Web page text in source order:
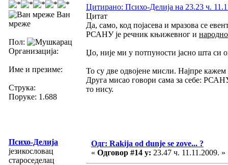
Ван
мреже
Пол:
Организација:
Име и презиме:
Струка:
Поруке: 1.688
Цитирано: Психо-Делија на 23.23 ч.
Цитат
Да, само, код појасева и мразова се
РСАНУ је речник књижевног и
Џо, није ми у потпуности јасно шта си
То су две одвојене мисли. Најпре кажем
Друга мисао говори сама за себе:
то нису.
Психо-Делија
језикословац
староседелац
Одг: Rakija od dunje se zove... ?
« Одговор #14 у: 23.47 ч. 11.11.2009. »